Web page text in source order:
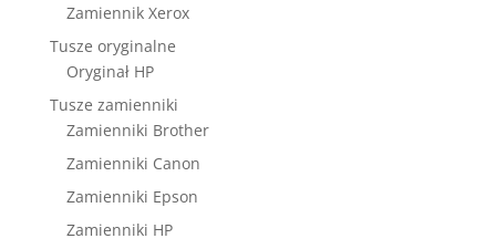
Zamiennik Xerox
Tusze oryginalne
Oryginał HP
Tusze zamienniki
Zamienniki Brother
Zamienniki Canon
Zamienniki Epson
Zamienniki HP